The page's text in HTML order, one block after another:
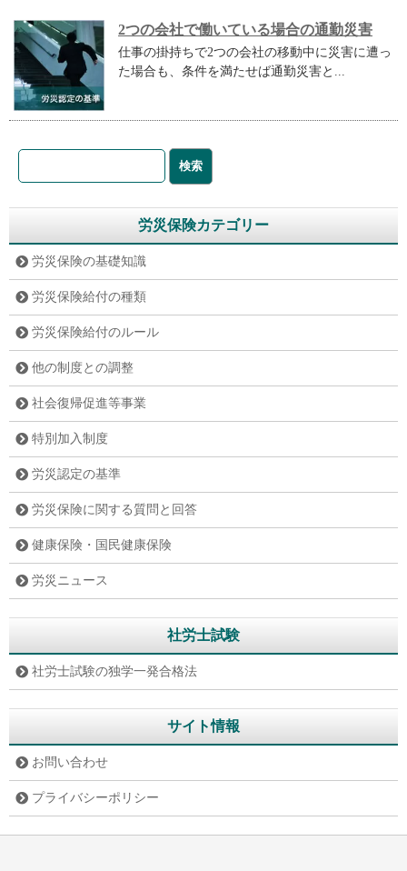
2つの会社で働いている場合の通勤災害
仕事の掛持ちで2つの会社の移動中に災害に遭っ
た場合も、条件を満たせば通勤災害と...
労災保険カテゴリー
労災保険の基礎知識
労災保険給付の種類
労災保険給付のルール
他の制度との調整
社会復帰促進等事業
特別加入制度
労災認定の基準
労災保険に関する質問と回答
健康保険・国民健康保険
労災ニュース
社労士試験
社労士試験の独学一発合格法
サイト情報
お問い合わせ
プライバシーポリシー